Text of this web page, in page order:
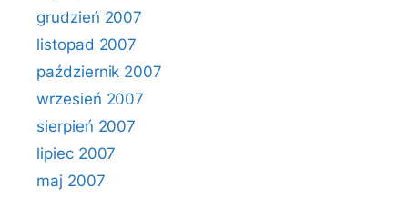
grudzień 2007
listopad 2007
październik 2007
wrzesień 2007
sierpień 2007
lipiec 2007
maj 2007